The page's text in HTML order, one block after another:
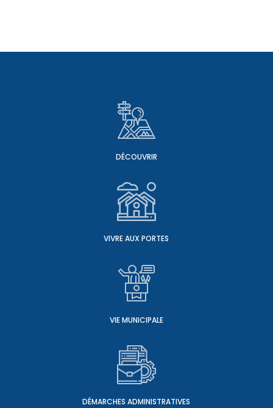
DÉCOUVRIR
VIVRE AUX PORTES
VIE MUNICIPALE
DÉMARCHES ADMINISTRATIVES